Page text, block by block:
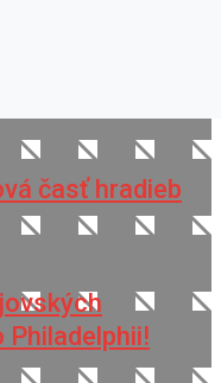
časť hradieb